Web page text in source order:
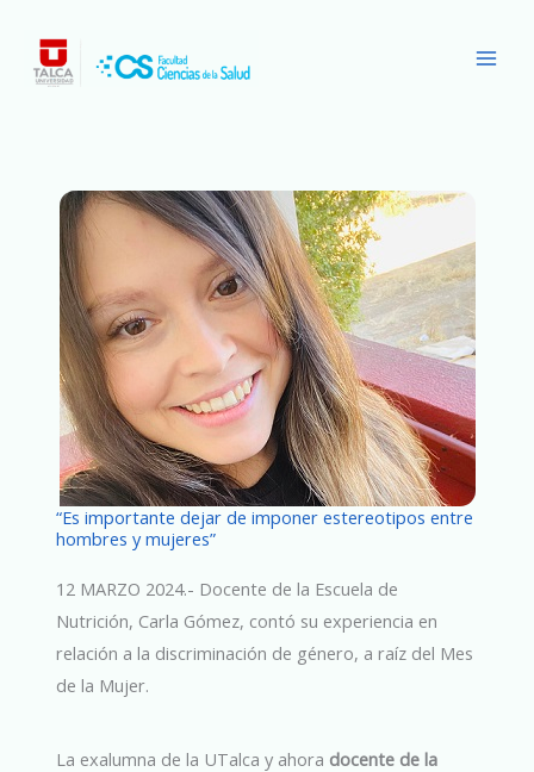
contenido
“Es importante dejar de imponer estereotipos entre
hombres y mujeres”
12 MARZO 2024.- Docente de la Escuela de
Nutrición, Carla Gómez, contó su experiencia en
relación a la discriminación de género, a raíz del Mes
de la Mujer.
La exalumna de la UTalca y ahora docente de la